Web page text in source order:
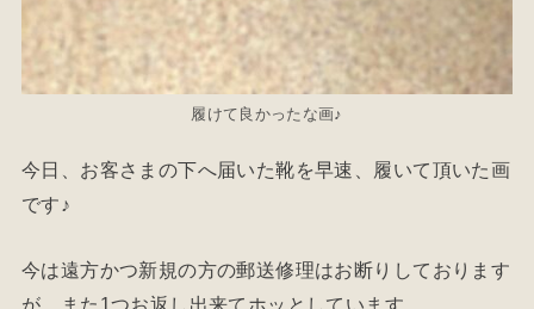
履けて良かったな画♪
今日、お客さまの下へ届いた靴を早速、履いて頂いた画
です♪
今は遠方かつ新規の方の郵送修理はお断りしております